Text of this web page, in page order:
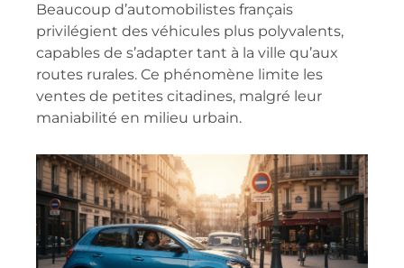
Beaucoup d’automobilistes français
privilégient des véhicules plus polyvalents,
capables de s’adapter tant à la ville qu’aux
routes rurales. Ce phénomène limite les
ventes de petites citadines, malgré leur
maniabilité en milieu urbain.